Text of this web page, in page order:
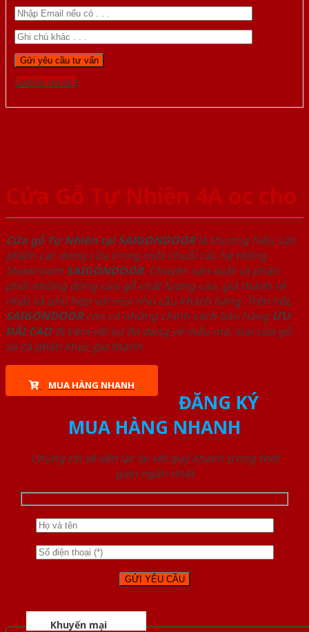
Gọi 0976.169.864
Cửa Gỗ Tự Nhiên 4A oc cho
Cửa gỗ Tự Nhiên tại SAIGONDOORlà thương hiệu sản
phẩm các dòng cửa trong một chuỗi các hệ thống
Showroom SAIGONDOOR. Chuyên sản xuất và phân
phối những dòng cửa gỗ chất lượng cao, giá thành rẻ
nhất và phù hợp với mọi nhu cầu khách hàng. Trên hết,
SAIGONDOORcòn có những chính sách bán hàng ƯU
ĐÃI CAOđi kèm với sự đa dạng về mẫu mã, loại cửa gỗ
và cả phân khúc giá thành.
MUA HÀNG NHANH
ĐĂNG KÝ
MUA HÀNG NHANH
Chúng tôi sẽ liên lạc lại với quý khách trong thời
gian ngắn nhất
Khuyến mại